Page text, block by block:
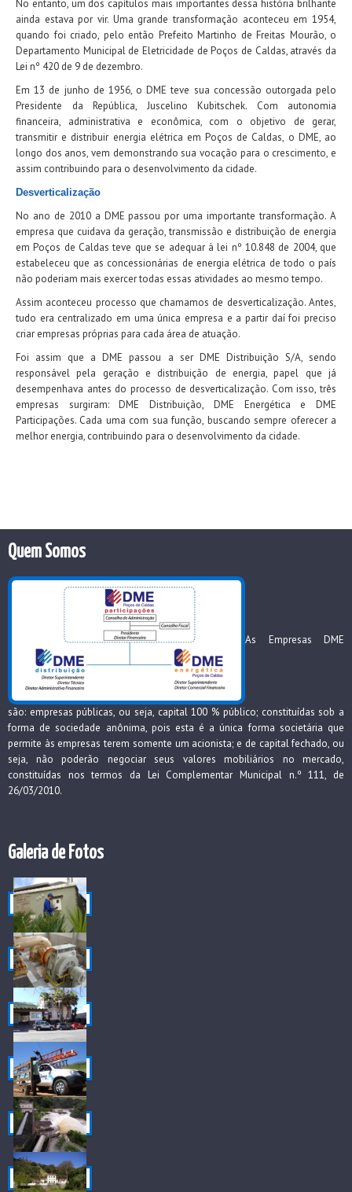
No entanto, um dos capítulos mais importantes dessa história brilhante
ainda estava por vir. Uma grande transformação aconteceu em 1954,
quando foi criado, pelo então Prefeito Martinho de Freitas Mourão, o
Departamento Municipal de Eletricidade de Poços de Caldas, através da
Lei nº 420 de 9 de dezembro.
Em 13 de junho de 1956, o DME teve sua concessão outorgada pelo
Presidente da República, Juscelino Kubitschek. Com autonomia
financeira, administrativa e econômica, com o objetivo de gerar,
transmitir e distribuir energia elétrica em Poços de Caldas, o DME, ao
longo dos anos, vem demonstrando sua vocação para o crescimento, e
assim contribuindo para o desenvolvimento da cidade.
Desverticalização
No ano de 2010 a DME passou por uma importante transformação. A
empresa que cuidava da geração, transmissão e distribuição de energia
em Poços de Caldas teve que se adequar à lei nº 10.848 de 2004, que
estabeleceu que as concessionárias de energia elétrica de todo o país
não poderiam mais exercer todas essas atividades ao mesmo tempo.
Assim aconteceu processo que chamamos de desverticalização. Antes,
tudo era centralizado em uma única empresa e a partir daí foi preciso
criar empresas próprias para cada área de atuação.
Foi assim que a DME passou a ser DME Distribuição S/A, sendo
responsável pela geração e distribuição de energia, papel que já
desempenhava antes do processo de desverticalização. Com isso, três
empresas surgiram: DME Distribuição, DME Energética e DME
Participações. Cada uma com sua função, buscando sempre oferecer a
melhor energia, contribuindo para o desenvolvimento da cidade.
Quem Somos
As Empresas DME
são: empresas públicas, ou seja, capital 100 % público; constituídas sob a
forma de sociedade anônima, pois esta é a única forma societária que
permite às empresas terem somente um acionista; e de capital fechado, ou
seja, não poderão negociar seus valores mobiliários no mercado,
constituídas nos termos da Lei Complementar Municipal n.º 111, de
26/03/2010.
Galeria de Fotos